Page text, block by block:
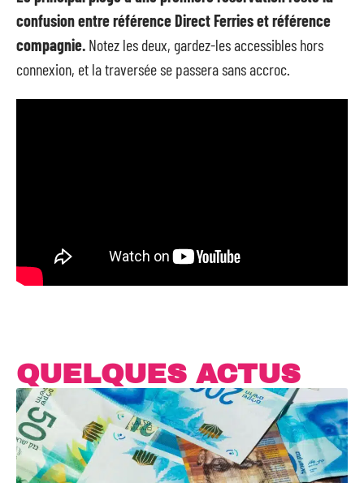
confusion entre référence Direct Ferries et référence
compagnie. Notez les deux, gardez-les accessibles hors
connexion, et la traversée se passera sans accroc.
QUELQUES ACTUS